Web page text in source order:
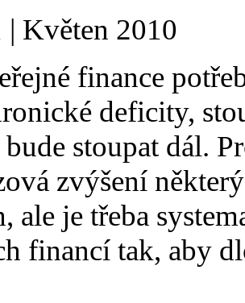
| Květen 2010
finance
deficity,
stoupat dál.
zvýšení
ale je třeba
financí tak, aby